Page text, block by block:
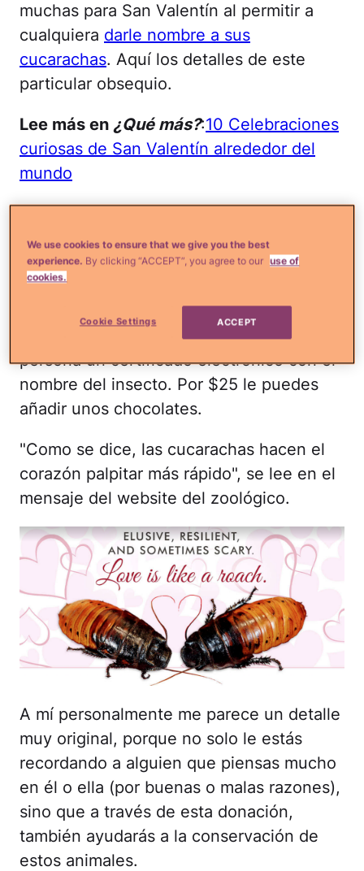
muchas para San Valentín al permitir a
cualquiera darle nombre a sus
cucarachas. Aquí los detalles de este
particular obsequio.
Lee más en ¿Qué más?:10 Celebraciones
curiosas de San Valentín alrededor del
mundo
que quieras a una cucarachita, que si las
miras en detalle, no son tan
desagradables. Una vez hayas mandado
el nombre de tu amado, o tal vez
enemigo, el zoológico le enviará a esa
persona un certificado electrónico con el
nombre del insecto. Por $25 le puedes
añadir unos chocolates.
"Como se dice, las cucarachas hacen el
corazón palpitar más rápido", se lee en el
mensaje del website del zoológico.
A mí personalmente me parece un detalle
muy original, porque no solo le estás
recordando a alguien que piensas mucho
en él o ella (por buenas o malas razones),
sino que a través de esta donación,
también ayudarás a la conservación de
estos animales.
We use cookies to ensure that we give you the best
experience. By clicking “ACCEPT”, you agree to our use of
cookies.
Cookie Settings ACCEPT